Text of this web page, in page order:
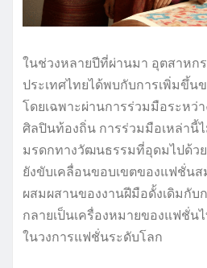
ในช่วงหลายปีที่ผ่านมา อุตสาหก
ประเทศไทยได้พบกับการเพิ่มขึ้น
โดยเฉพาะผ่านการร่วมมือระห
ศิลปินท้องถิ่น การร่วมมือเหล่านี้
มรดกทางวัฒนธรรมที่อุดมไปด้ว
ยังขับเคลื่อนขอบเขตของแฟชั่น
ผสมผสานของงานฝีมือดั้งเดิมกั
กลายเป็นเครื่องหมายของแฟชั่น
ในวงการแฟชั่นระดับโลก